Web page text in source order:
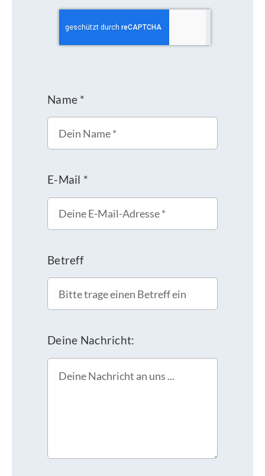
Name *
E-Mail *
Betreff
Deine Nachricht: